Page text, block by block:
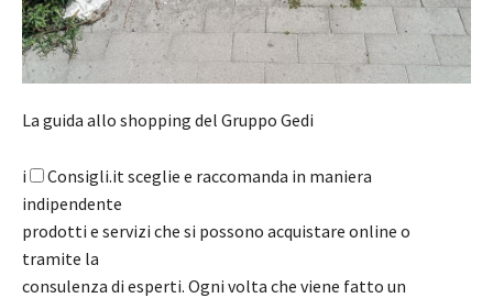
La guida allo shopping del Gruppo Gedi
i
Consigli.it sceglie e raccomanda in maniera
indipendente
prodotti e servizi che si possono acquistare online o
tramite la
consulenza di esperti. Ogni volta che viene fatto un